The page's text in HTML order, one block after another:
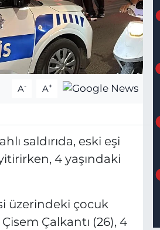
A- A+
saldırıda, eski eşi
4 yaşındaki
üzerindeki çocuk
Çalkantı (26), 4